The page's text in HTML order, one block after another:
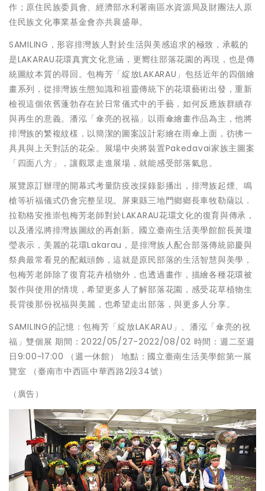
作；原住民族委員會、經濟部水利署南區水資源局及財團法人原
住民族文化事業基金會亦共襄盛舉。
SAMILING，形容排灣族人對於生活與美感追求的極致，承載的
是LAKARAU花環真實文化意涵，更嚮往部落花園的再現，也是傳
統圖紋本質的尋回。包梅芳「綻放LAKARAU」包括近年的四個繪
畫系列，從排灣族生態知識和祖靈傳統下的花環藝術出發，重新
檢視這個依舊蓬勃存在於日常儀式中的手藝，如何反應族群續存
與再生的意義。潘泓「傘亮的祝福」以雨傘繪畫作品為主，他將
排灣族的繁複紋樣，以簡潔的圖案設計彩繪在雨傘上面，彷彿一
具具與上天對話的花朵。展場中央將裝置Pakedavai家族主圖案
「四面八方」，讓觀眾走進展場，就能感受部落氣息。
展覽原訂辦理的開幕式考量防疫改採錄影播出，排灣族起煙、鳴
槍等祈福儀式仍會完整呈現。屏東縣三地門鄉鄉長車牧勒薩以．
拉勒格安推崇包梅芳老師對於LAKARAU花環文化的復育與傳承，
以及潘泓將排灣族圖紋的再創新。國立臺南生活美學館館長黃瓊
瑩表示，美麗的花環Lakarau，是排灣族人配合部落傳統節慶與
祭典最常看見的配戴頭飾，這就是原民部落的生活智慧與美學，
包梅芳老師除了復育花卉植物外，也透過畫作，描繪各種花環被
製作與使用的情境，希望更多人了解部落花園，感受花草植物生
長背後那份祝福與美麗，也希望走出部落，與更多人分享。
SAMILING的記憶：包梅芳「綻放LAKARAU」、潘泓「傘亮的祝
福」雙個展 期間：2022/05/27-2022/08/02 時間：週二至週
日9:00~17:00 （週一休館） 地點：國立臺南生活美學館第一展
覽室 （臺南市中西區中華西路2段34號）
（廣告）